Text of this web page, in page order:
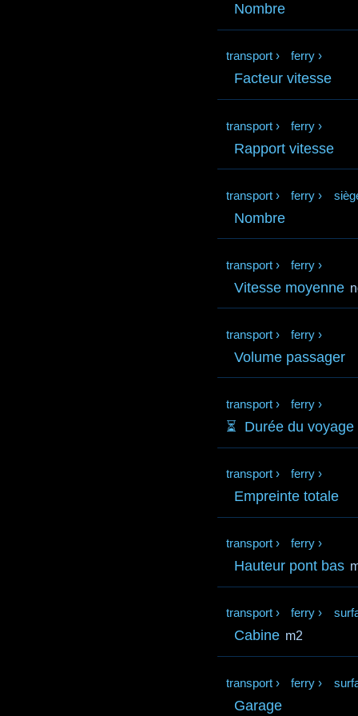
Nombre
transport › ferry ›
Facteur vitesse
transport › ferry ›
Rapport vitesse
transport › ferry ›
Nombre
transport › ferry ›
Vitesse moyenne
transport › ferry ›
Volume passager
transport › ferry ›
⏳️ Durée du voyage
transport › ferry ›
Empreinte totale
transport › ferry ›
Hauteur pont bas
transport › ferry ›
Cabine m2
transport › ferry ›
Garage